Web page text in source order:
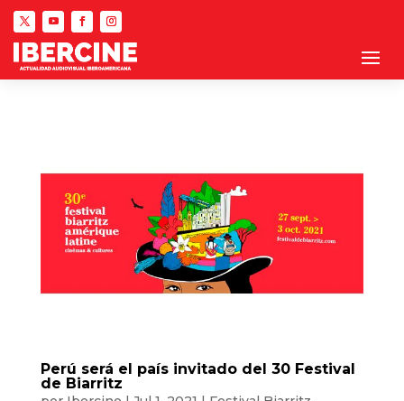
Perú será el país invitado del 30 Festival
de Biarritz